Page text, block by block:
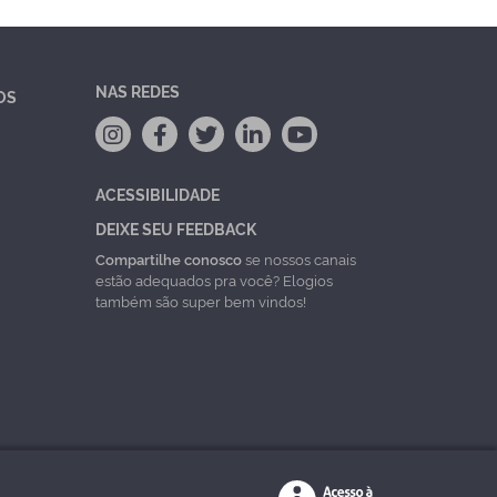
NAS REDES
ACESSIBILIDADE
DEIXE SEU FEEDBACK
Compartilhe conoscose nossos canais
estão adequados pra você? Elogios
também são super bem vindos!